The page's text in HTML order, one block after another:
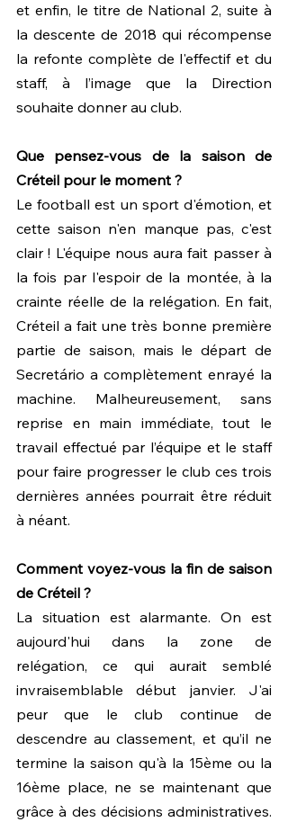
et enfin, le titre de National 2, suite à
la descente de 2018 qui récompense
la refonte complète de l'effectif et du
staff, à l’image que la Direction
souhaite donner au club.
Que pensez-vous de la saison de
Créteil pour le moment ?
Le football est un sport d'émotion, et
cette saison n'en manque pas, c'est
clair ! L'équipe nous aura fait passer à
la fois par l'espoir de la montée, à la
crainte réelle de la relégation. En fait,
Créteil a fait une très bonne première
partie de saison, mais le départ de
Secretário a complètement enrayé la
machine. Malheureusement, sans
reprise en main immédiate, tout le
travail effectué par l’équipe et le staff
pour faire progresser le club ces trois
dernières années pourrait être réduit
à néant.
Comment voyez-vous la fin de saison
de Créteil ?
La situation est alarmante. On est
aujourd'hui dans la zone de
relégation, ce qui aurait semblé
invraisemblable début janvier. J'ai
peur que le club continue de
descendre au classement, et qu’il ne
termine la saison qu'à la 15ème ou la
16ème place, ne se maintenant que
grâce à des décisions administratives.